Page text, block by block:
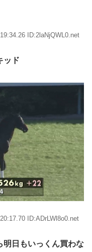
ID:2laNjQWL0.net
ッド
ID:ADrLWl8o0.net
明日もいっくん買わな